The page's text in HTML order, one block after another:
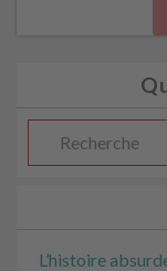
L’histoire